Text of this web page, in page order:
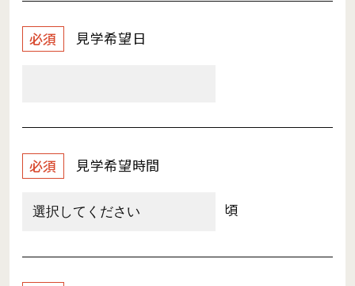
必須 見学希望日
必須 見学希望時間
頃